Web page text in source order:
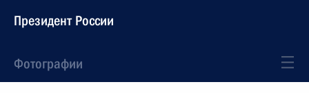
Президент России
Фотографии